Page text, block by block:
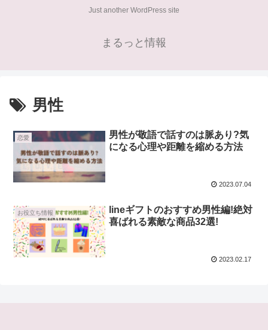
Just another WordPress site
まるっと情報
男性
恋愛
男性が敬語で話すのは脈あり?気
になる心理や距離を縮める方法
2023.07.04
お役立ち情報
lineギフトのおすすめ男性編!絶対
喜ばれる素敵な商品32選!
2023.02.17